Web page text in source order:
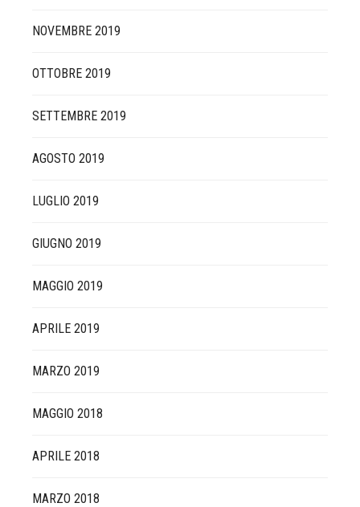
NOVEMBRE 2019
OTTOBRE 2019
SETTEMBRE 2019
AGOSTO 2019
LUGLIO 2019
GIUGNO 2019
MAGGIO 2019
APRILE 2019
MARZO 2019
MAGGIO 2018
APRILE 2018
MARZO 2018